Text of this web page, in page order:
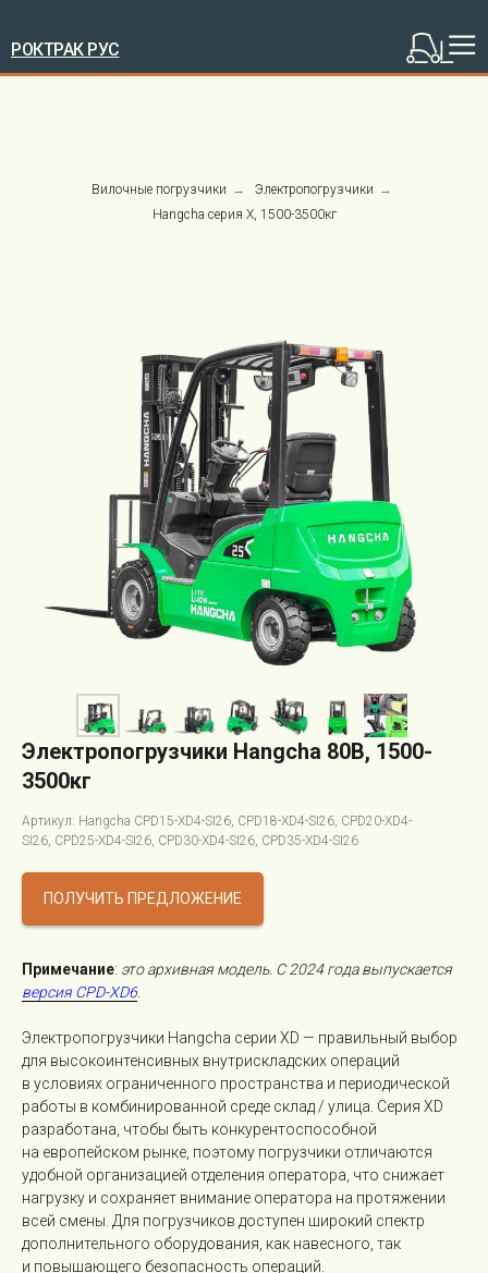
РОКТРАК РУС
Вилочные погрузчики → Электропогрузчики →
Hangcha серия X, 1500-3500кг
Электропогрузчики Hangcha 80В, 1500-
3500кг
Артикул: Hangcha CPD15-XD4-SI26, CPD18-XD4-SI26, CPD20-XD4-
SI26, CPD25-XD4-SI26, CPD30-XD4-SI26, CPD35-XD4-SI26
ПОЛУЧИТЬ ПРЕДЛОЖЕНИЕ
Примечание: это архивная модель. С 2024 года выпускается
версия CPD-XD6.
Электропогрузчики Hangcha серии XD — правильный выбор
для высокоинтенсивных внутрискладских операций
в условиях ограниченного пространства и периодической
работы в комбинированной среде склад / улица. Серия XD
разработана, чтобы быть конкурентоспособной
на европейском рынке, поэтому погрузчики отличаются
удобной организацией отделения оператора, что снижает
нагрузку и сохраняет внимание оператора на протяжении
всей смены. Для погрузчиков доступен широкий спектр
дополнительного оборудования, как навесного, так
и повышающего безопасность операций.